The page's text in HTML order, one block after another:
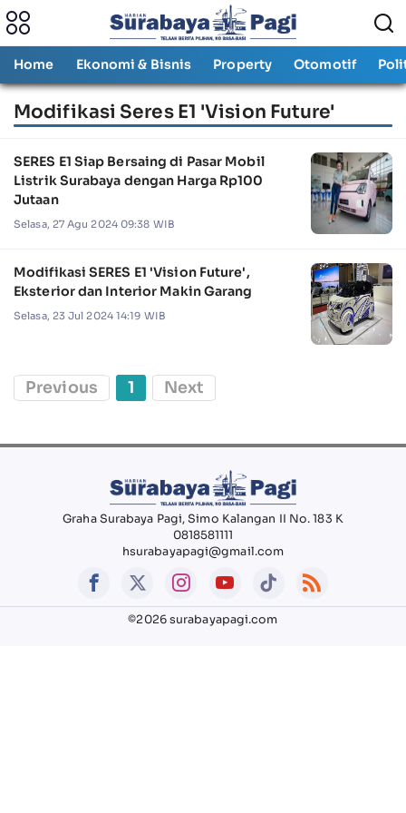
Home Ekonomi & Bisnis Property Otomotif
Modifikasi Seres E1 'Vision Future'
SERES E1 Siap Bersaing di Pasar Mobil
Listrik Surabaya dengan Harga Rp100
Jutaan
Selasa, 27 Agu 2024 09:38 WIB
Modifikasi SERES E1 'Vision Future',
Eksterior dan Interior Makin Garang
Selasa, 23 Jul 2024 14:19 WIB
Previous 1 Next
Graha Surabaya Pagi, Simo Kalangan II No. 183 K
0818581111
hsurabayapagi@gmail.com
©2026 surabayapagi.com